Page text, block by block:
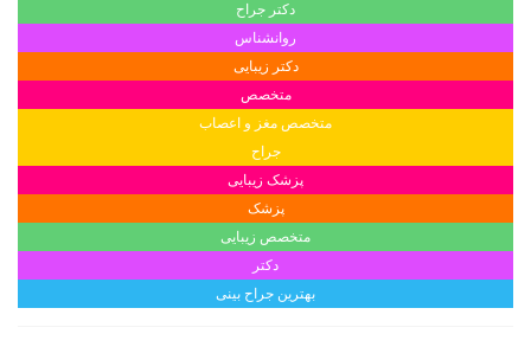
دکتر جراح
روانشناس
دکتر زیبایی
متخصص
متخصص مغز و اعصاب
جراح
پزشک زیبایی
پزشک
متخصص زیبایی
دکتر
بهترین جراح بینی